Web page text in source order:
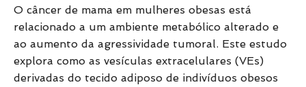
O câncer de mama em mulheres obesas está
relacionado a um ambiente metabólico alterado e
ao aumento da agressividade tumoral. Este estudo
explora como as vesículas extracelulares (VEs)
derivadas do tecido adiposo de indivíduos obesos